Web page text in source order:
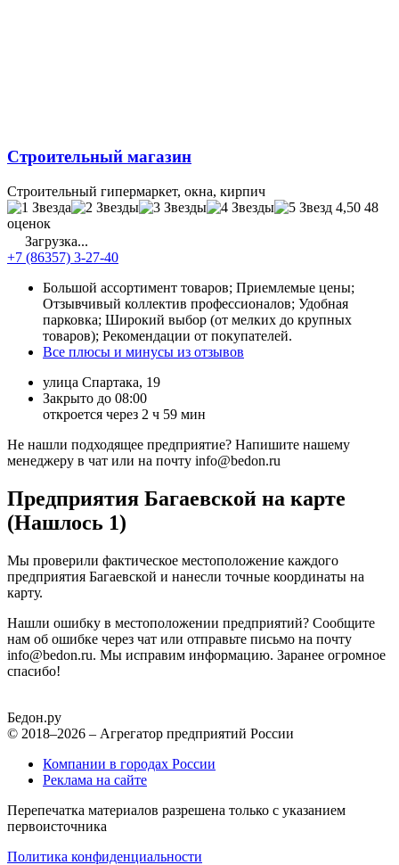
Строительный магазин
Строительный гипермаркет, окна, кирпич
4,50 48
оценок
Загрузка...
+7 (86357) 3-27-40
Большой ассортимент товаров; Приемлемые цены;
Отзывчивый коллектив профессионалов; Удобная
парковка; Широкий выбор (от мелких до крупных
товаров); Рекомендации от покупателей.
Все плюсы и минусы из отзывов
улица Спартака, 19
Закрыто до 08:00
откроется через 2 ч 59 мин
Не нашли подходящее предприятие? Напишите нашему
менеджеру в чат или на почту info@bedon.ru
Предприятия Багаевской на карте
(Нашлось 1)
Мы проверили фактическое местоположение каждого
предприятия Багаевской и нанесли точные координаты на
карту.
Нашли ошибку в местоположении предприятий? Сообщите
нам об ошибке через чат или отправьте письмо на почту
info@bedon.ru. Мы исправим информацию. Заранее огромное
спасибо!
Бедон.ру
© 2018–2026 – Агрегатор предприятий России
Компании в городах России
Реклама на сайте
Перепечатка материалов разрешена только с указанием
первоисточника
Политика конфиденциальности